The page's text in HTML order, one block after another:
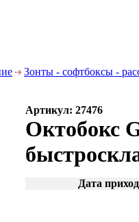
Зонты - софтбоксы -
Артикул: 27476
Октобокс
Дата